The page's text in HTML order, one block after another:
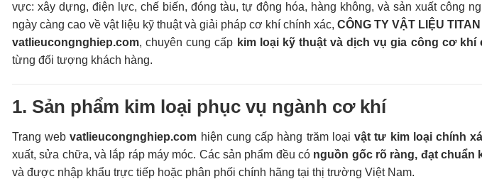
vực: xây dựng, điện lực, chế biến, đóng tàu, tự động hóa, hàng không, và sản xuất công
ngày càng cao về vật liệu kỹ thuật và giải pháp cơ khí chính xác, CÔNG TY VẬT LIỆU TITAN
vatlieucongnghiep.com, chuyên cung cấp kim loại kỹ thuật và dịch vụ gia công cơ khí
từng đối tượng khách hàng.
1. Sản phẩm kim loại phục vụ ngành cơ khí
Trang webvatlieucongnghiep.com hiện cung cấp hàng trăm loạivật tư kim loại chính
xuất, sửa chữa, và lắp ráp máy móc. Các sản phẩm đều có nguồn gốc rõ ràng, đạt chuẩn
và được nhập khẩu trực tiếp hoặc phân phối chính hãng tại thị trường Việt Nam.